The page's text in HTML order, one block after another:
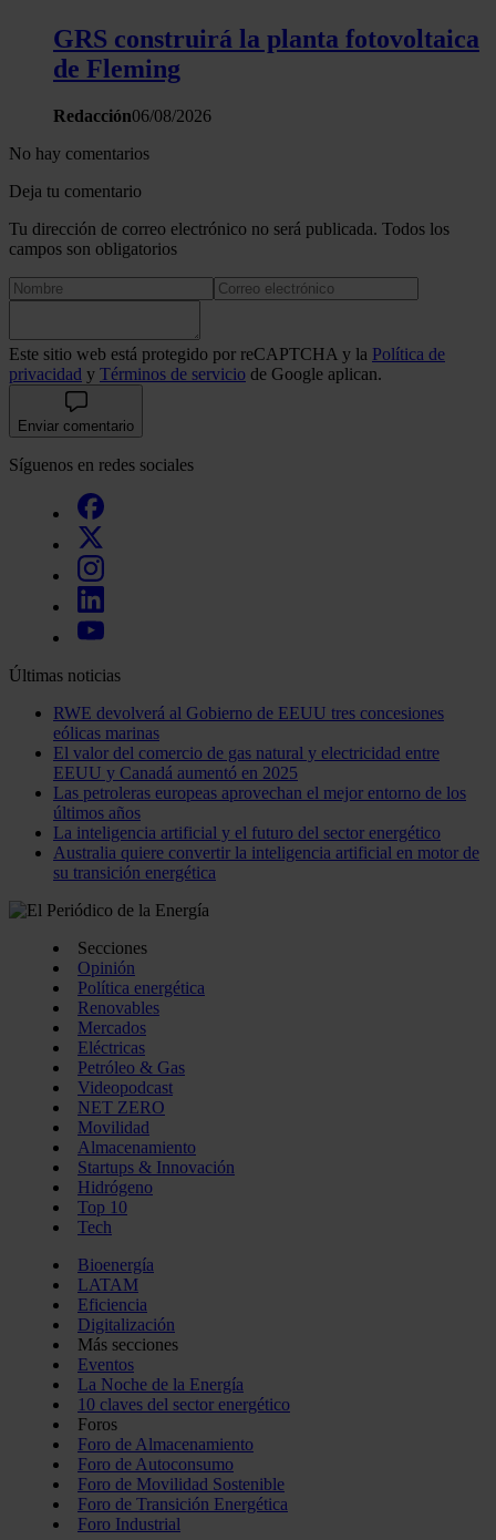
GRS construirá la planta fotovoltaica
de Fleming
Redacción06/08/2026
No hay comentarios
Deja tu comentario
Tu dirección de correo electrónico no será publicada. Todos los
campos son obligatorios
Este sitio web está protegido por reCAPTCHA y la Política de
privacidad y Términos de servicio de Google aplican.
Enviar comentario
Síguenos en redes sociales
Últimas noticias
RWE devolverá al Gobierno de EEUU tres concesiones
eólicas marinas
El valor del comercio de gas natural y electricidad entre
EEUU y Canadá aumentó en 2025
Las petroleras europeas aprovechan el mejor entorno de los
últimos años
La inteligencia artificial y el futuro del sector energético
Australia quiere convertir la inteligencia artificial en motor de
su transición energética
Secciones
Opinión
Política energética
Renovables
Mercados
Eléctricas
Petróleo & Gas
Videopodcast
NET ZERO
Movilidad
Almacenamiento
Startups & Innovación
Hidrógeno
Top 10
Tech
Bioenergía
LATAM
Eficiencia
Digitalización
Más secciones
Eventos
La Noche de la Energía
10 claves del sector energético
Foros
Foro de Almacenamiento
Foro de Autoconsumo
Foro de Movilidad Sostenible
Foro de Transición Energética
Foro Industrial